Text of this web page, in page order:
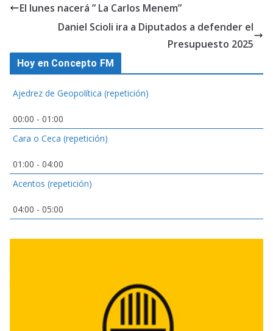
El lunes nacerá ” La Carlos Menem”
Daniel Scioli ira a Diputados a defender el
Presupuesto 2025
Hoy en Concepto FM
Ajedrez de Geopolítica (repetición)
00:00 - 01:00
Cara o Ceca (repetición)
01:00 - 04:00
Acentos (repetición)
04:00 - 05:00